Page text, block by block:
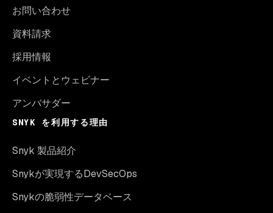
お問い合わせ
資料請求
採用情報
イベントとウェビナー
アンバサダー
SNYK を利用する理由
Snyk 製品紹介
Snykが実現するDevSecOps
Snykの脆弱性データベース